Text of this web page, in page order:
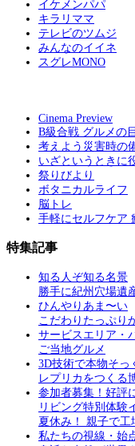
イケメンパパ
キラリママ
テレビのツムジ
みんなのイイネ
スグレMONO
Cinema Preview
B級合戦 グルメの目
考えよう災害時の
いざというときに
祭りびより
ボタニカルライフ
脳トレ
手軽にセルフケア
特集記事
知る人ぞ知る名景
勝手に紀州穴場遺
ひんやりあま〜い
こだわりたっぷり
サービスエリア・
ご当地グルメ
3D技術で本物そっ
レプリカをつくる
参加者募集！好評
リビング特別体験
夏休み！ 親子で工
私たちの視線・始